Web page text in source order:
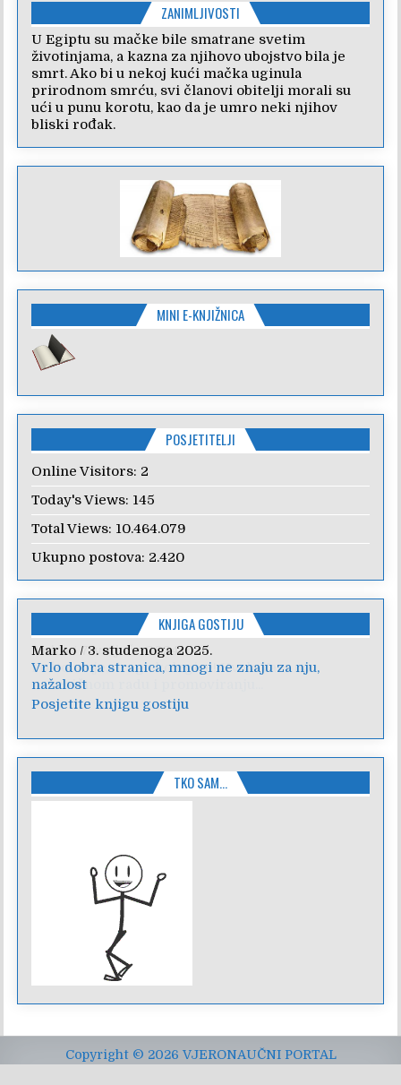
ZANIMLJIVOSTI
U Egiptu su mačke bile smatrane svetim
životinjama, a kazna za njihovo ubojstvo bila je
smrt. Ako bi u nekoj kući mačka uginula
prirodnom smrću, svi članovi obitelji morali su
ući u punu korotu, kao da je umro neki njihov
bliski rođak.
MINI E-KNJIŽNICA
POSJETITELJI
Online Visitors: 2
Today's Views: 145
Total Views: 10.464.079
Ukupno postova: 2.420
KNJIGA GOSTIJU
Anica/7. veljače 2024.
Poštovanje, draga kolegice! Hvala Vam na
nesebičnom radu i promoviranju...
Posjetite knjigu gostiju
TKO SAM…
Copyright © 2026 VJERONAUČNI PORTAL